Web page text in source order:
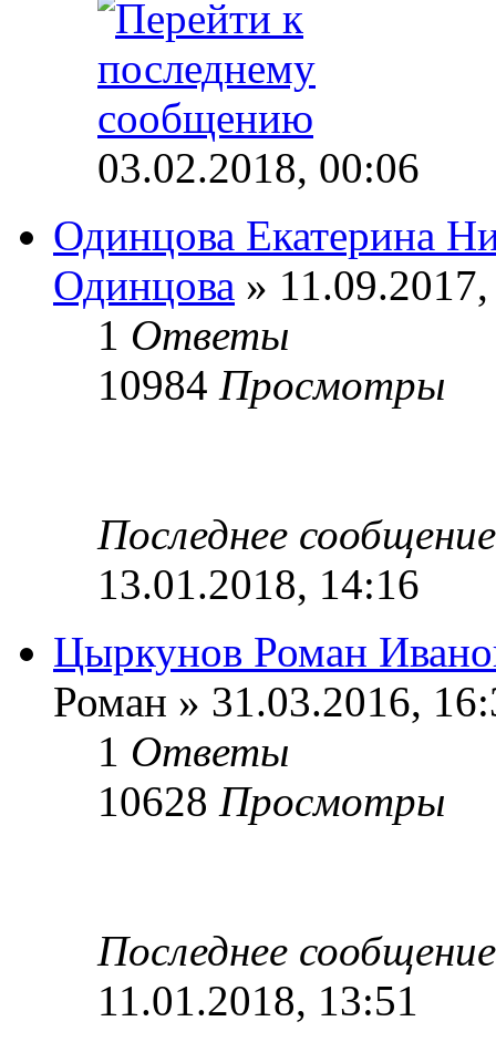
03.02.2018, 00:06
Одинцова Екатерина
Одинцова »
1 Ответы
10984 Просмотры
Последнее
13.01.2018, 14:16
Цыркунов Роман
Роман » 31.03.2016,
1 Ответы
10628 Просмотры
Последнее
11.01.2018, 13:51